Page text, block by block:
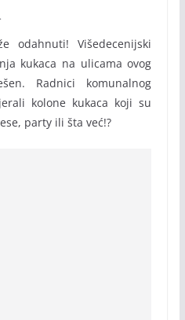
odahnuti! Višedecenijski
kukaca na ulicama ovog
Radnici komunalnog
kolone kukaca koji su
party ili šta već!?